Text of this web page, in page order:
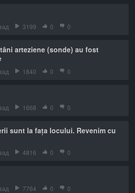
3199 0 0
arteziene (sonde) au fost
1840 0 0
1668 0 0
sunt la fața locului. Revenim cu
4816 0 0
7764 0 0